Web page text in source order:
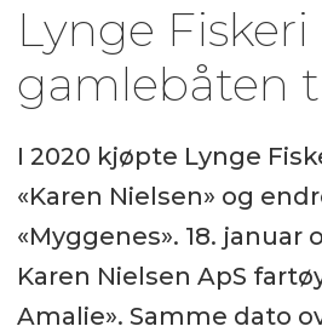
Lynge
gamlebåten
I 2020 kjøpte Lynge
«Karen Nielsen» og
«Myggenes». 18.
Karen Nielsen ApS
Amalie». Samme dato